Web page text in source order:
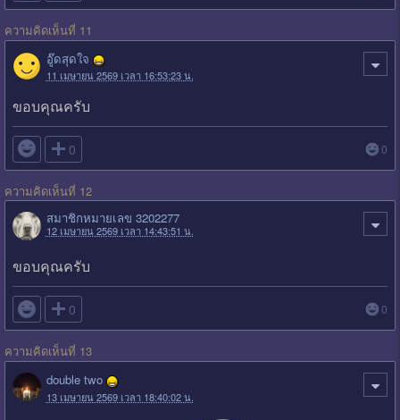
ความคิดเห็นที่ 11
อู๊ดสุดใจ
11 เมษายน 2569 เวลา 16:53:23 น.
ขอบคุณครับ
 0 0
ความคิดเห็นที่ 12
สมาชิกหมายเลข 3202277
12 เมษายน 2569 เวลา 14:43:51 น.
ขอบคุณครับ
 0 0
ความคิดเห็นที่ 13
double two
13 เมษายน 2569 เวลา 18:40:02 น.